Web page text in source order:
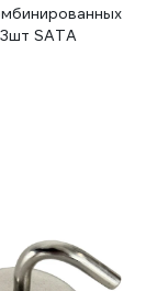
SATA